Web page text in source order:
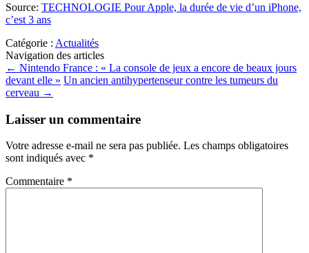
Source: TECHNOLOGIE Pour Apple, la durée de vie d’un iPhone,
c’est 3 ans
Catégorie : Actualités
Navigation des articles
← Nintendo France : « La console de jeux a encore de beaux jours
devant elle » Un ancien antihypertenseur contre les tumeurs du
cerveau →
Laisser un commentaire
Votre adresse e-mail ne sera pas publiée. Les champs obligatoires
sont indiqués avec *
Commentaire *